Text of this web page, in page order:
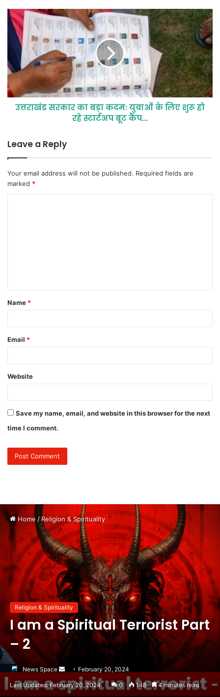
उत्तराखंड सरकार का बड़ा कदम: युवाओं के लिए शुरू हो
रहे स्टार्टअप बूट कैंप...
Leave a Reply
Your email address will not be published. Required fields are
marked *
t
*
Name *
Email *
Website
Save my name, email, and website in this browser for the next
time I comment.